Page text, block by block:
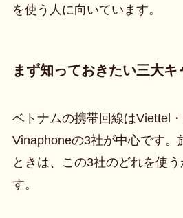
を使う人に向いています。
まず知っておきたい三大キ
ベトナムの携帯回線はViettel
Vinaphoneの3社が中心です。
ときは、この3社のどれを使
す。